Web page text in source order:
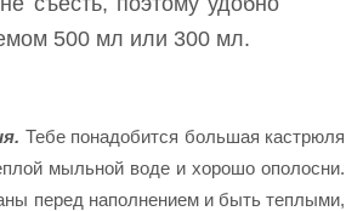
500 мл или 300 мл.
Тебе понадобится большая кастрюля
мыльной воде и хорошо ополосни.
перед наполнением и быть теплыми,